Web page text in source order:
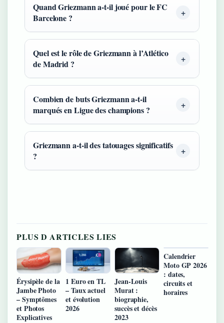
Quand Griezmann a-t-il joué pour le FC
Barcelone ?
Quel est le rôle de Griezmann à l’Atlético
de Madrid ?
Combien de buts Griezmann a-t-il
marqués en Ligue des champions ?
Griezmann a-t-il des tatouages significatifs
?
PLUS D ARTICLES LIES
Érysipèle de la
Jambe Photo
– Symptômes
et Photos
Explicatives
1 Euro en TL
– Taux actuel
et évolution
2026
Jean-Louis
Murat :
biographie,
succès et décès
2023
Calendrier
Moto GP 2026
: dates,
circuits et
horaires